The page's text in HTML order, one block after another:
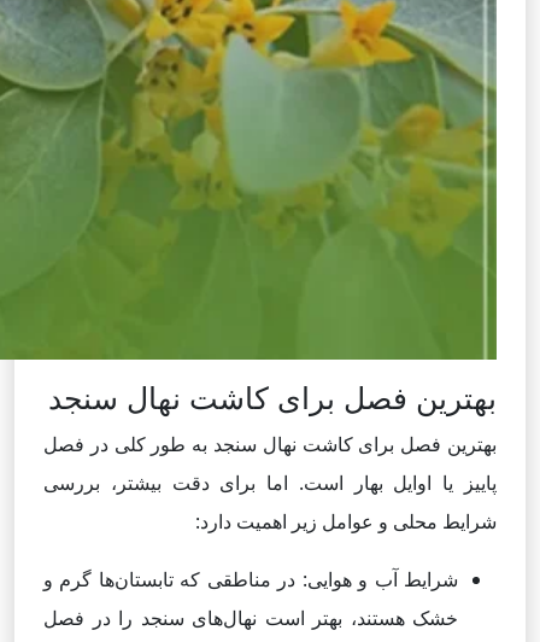
بهترین فصل برای کاشت نهال سنجد
بهترین فصل برای کاشت نهال سنجد به طور کلی در فصل
پاییز یا اوایل بهار است. اما برای دقت بیشتر، بررسی
شرایط محلی و عوامل زیر اهمیت دارد:
شرایط آب و هوایی: در مناطقی که تابستان‌ها گرم و
خشک هستند، بهتر است نهال‌های سنجد را در فصل